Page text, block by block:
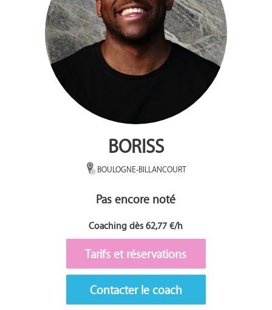
BORISS
BOULOGNE-BILLANCOURT
Pas encore noté
Coaching dès 62,77 €/h
Tarifs et réservations
Contacter le coach